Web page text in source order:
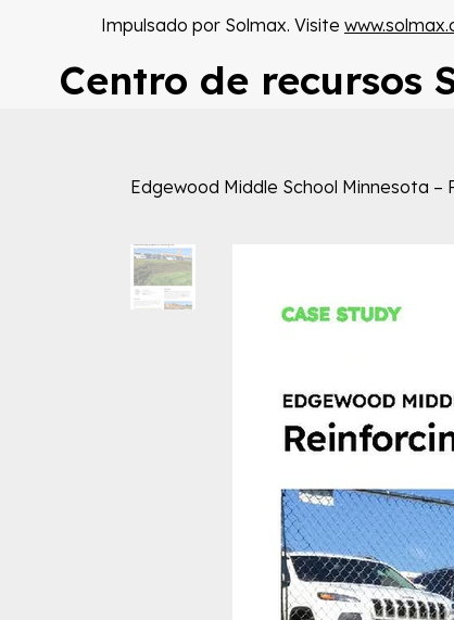
Impulsado por Solmax. Visite
Centro de recursos
Edgewood Middle School Minnesota –